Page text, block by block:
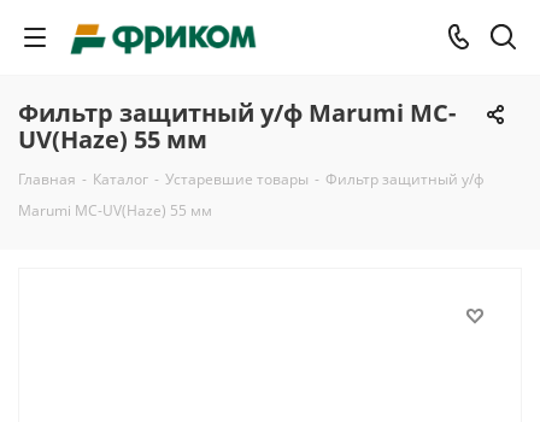
Фильтр защитный у/ф Marumi MC-
UV(Haze) 55 мм
Главная - Каталог - Устаревшие товары - Фильтр защитный у/ф
Marumi MC-UV(Haze) 55 мм